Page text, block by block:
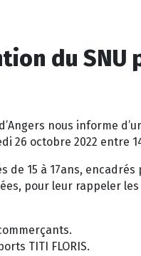
du SNU
nous informe
26 octobre 2022 entre
de 15 à 17ans,
pour leur rappeler
TITI FLORIS.